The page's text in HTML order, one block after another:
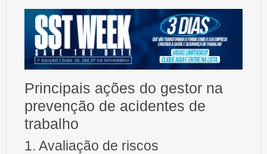
Principais ações do gestor na
prevenção de acidentes de
trabalho
1. Avaliação de riscos